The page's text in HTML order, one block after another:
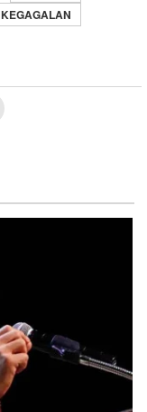
KEGAGALAN